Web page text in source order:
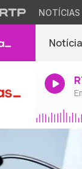
NOTÍCIAS